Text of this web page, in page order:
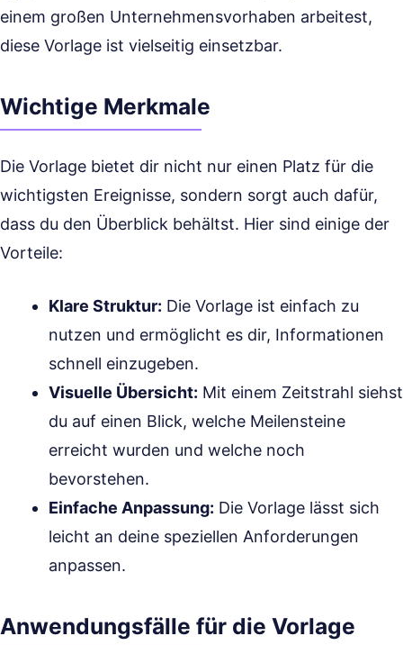
einem großen Unternehmensvorhaben arbeitest,
diese Vorlage ist vielseitig einsetzbar.
Wichtige Merkmale
Die Vorlage bietet dir nicht nur einen Platz für die
wichtigsten Ereignisse, sondern sorgt auch dafür,
dass du den Überblick behältst. Hier sind einige der
Vorteile:
Klare Struktur: Die Vorlage ist einfach zu
nutzen und ermöglicht es dir, Informationen
schnell einzugeben.
Visuelle Übersicht: Mit einem Zeitstrahl siehst
du auf einen Blick, welche Meilensteine
erreicht wurden und welche noch
bevorstehen.
Einfache Anpassung: Die Vorlage lässt sich
leicht an deine speziellen Anforderungen
anpassen.
Anwendungsfälle für die Vorlage